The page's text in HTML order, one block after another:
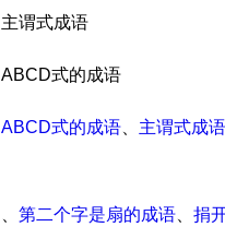
主谓式成语
ABCD式的成语
ABCD式的成语 主谓式成语
第二个字是扇的成语 捐